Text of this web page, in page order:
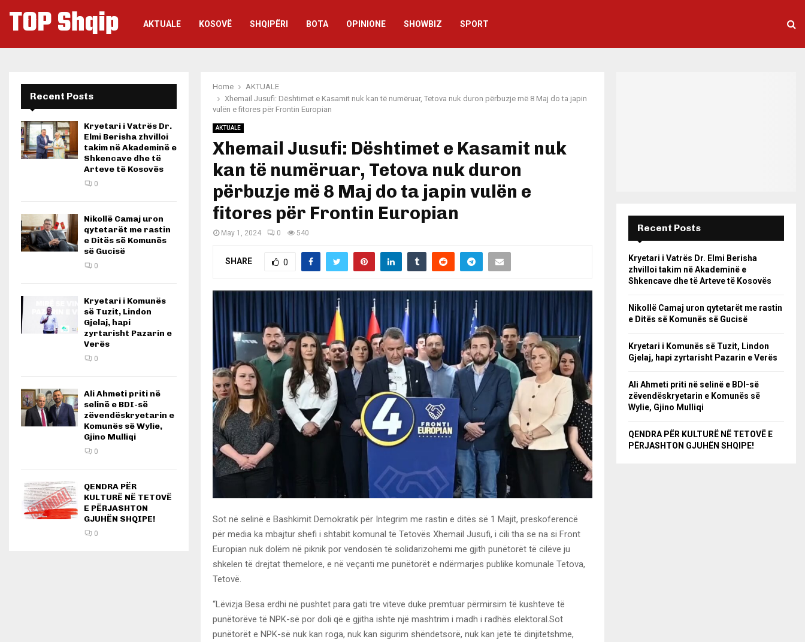
TOP Shqip AKTUALE KOSOVË SHQIPËRI BOTA OPINIONE SHOWBIZ SPORT
Home
AKTUALE
Xhemail Jusufi: Dështimet e Kasamit nuk kan të numëruar, Tetova nuk duron përbuzje më 8 Maj do ta japin
vulën e fitores për Frontin Europian
AKTUALE
Xhemail Jusufi: Dështimet e Kasamit nuk
kan të numëruar, Tetova nuk duron
përbuzje më 8 Maj do ta japin vulën e
fitores për Frontin Europian
May 1, 2024 0 540
SHARE 0
Sot në selinë e Bashkimit Demokratik për Integrim me rastin e ditës së 1 Majit, preskoferencë
për media ka mbajtur shefi i shtabit komunal të Tetovës Xhemail Jusufi, i cili tha se na si Front
Europian nuk dolëm në piknik por vendosën të solidarizohemi me gjith punëtorët të cilëve ju
shkelen të drejtat themelore, e në veçanti me punëtorët e ndërmarjes publike komunale Tetova,
Tetovë.
“Lëvizja Besa erdhi në pushtet para gati tre viteve duke premtuar përmirsim të kushteve të
punëtorëve të NPK-së por doli që e gjitha ishte një mashtrim i madh i radhës elektoral.Sot
punëtorët e NPK-së nuk kan roga, nuk kan sigurim shëndetsorë, nuk kan jetë të dinjitetshme,
Recent Posts
Kryetari i Vatrës Dr.
Elmi Berisha zhvilloi
takim në Akademinë e
Shkencave dhe të
Arteve të Kosovës
0
Nikollë Camaj uron
qytetarët me rastin
e Ditës së Komunës
së Gucisë
0
Kryetari i Komunës
së Tuzit, Lindon
Gjelaj, hapi
zyrtarisht Pazarin e
Verës
0
Ali Ahmeti priti në
selinë e BDI-së
zëvendëskryetarin e
Komunës së Wylie,
Gjino Mulliqi
0
QENDRA PËR
KULTURË NË TETOVË
E PËRJASHTON
GJUHËN SHQIPE!
0
Recent Posts
Kryetari i Vatrës Dr. Elmi Berisha
zhvilloi takim në Akademinë e
Shkencave dhe të Arteve të Kosovës
Nikollë Camaj uron qytetarët me rastin
e Ditës së Komunës së Gucisë
Kryetari i Komunës së Tuzit, Lindon
Gjelaj, hapi zyrtarisht Pazarin e Verës
Ali Ahmeti priti në selinë e BDI-së
zëvendëskryetarin e Komunës së
Wylie, Gjino Mulliqi
QENDRA PËR KULTURË NË TETOVË E
PËRJASHTON GJUHËN SHQIPE!